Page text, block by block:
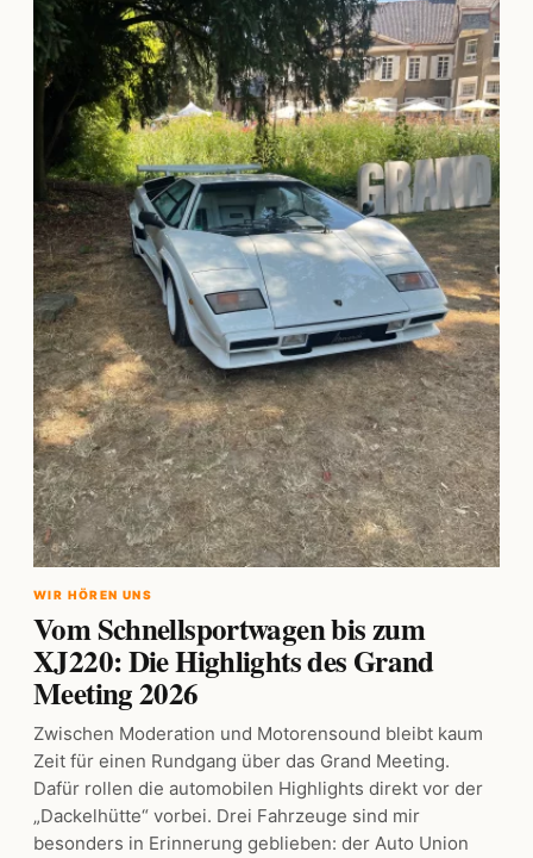
WIR HÖREN UNS
Vom Schnellsportwagen bis zum
XJ220: Die Highlights des Grand
Meeting 2026
Zwischen Moderation und Motorensound bleibt kaum
Zeit für einen Rundgang über das Grand Meeting.
Dafür rollen die automobilen Highlights direkt vor der
„Dackelhütte“ vorbei. Drei Fahrzeuge sind mir
besonders in Erinnerung geblieben: der Auto Union